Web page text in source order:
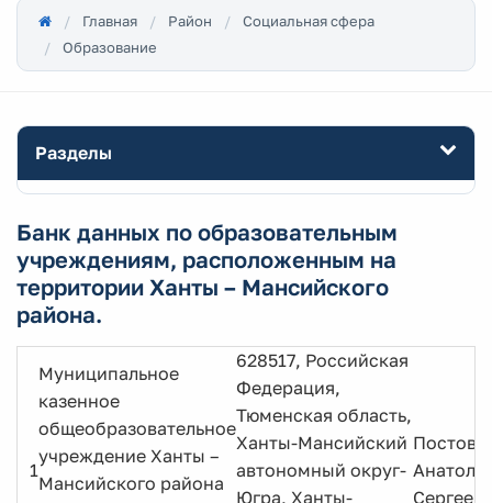
Главная Район
Социальная сфера
Образование
Разделы
Банк данных по образовательным
учреждениям, расположенным на
территории Ханты – Мансийского
района.
1
Муниципальное
казенное
общеобразовательное
учреждение Ханты –
Мансийского района
628517, Российская
Федерация,
Тюменская область,
Ханты-Мансийский
автономный округ-
Югра, Ханты-